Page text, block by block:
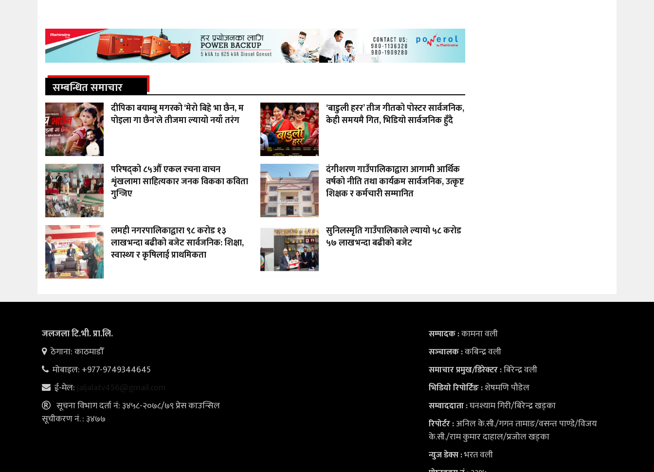
सम्बन्धित समाचार
दीपिका बयाम्बु मगरको ‘मेरो बिहे भा छैन, म
पोइला गा छैन’ले तीजमा ल्यायो नयाँ तरंग
‘बाडुली हरर’ तीज गीतको पोस्टर सार्वजनिक,
केही समयमै गित, भिडियो सार्वजनिक हुँदै
परिषद्को ८५औँ एकल रचना वाचन
शृंखलामा साहित्यकार जनक विकका कविता
गुन्जिए
दंगीशरण गाउँपालिकाद्वारा आगामी आर्थिक
वर्षको नीति तथा कार्यक्रम सार्वजनिक, उत्कृष्ट
शिक्षक र कर्मचारी सम्मानित
लमही नगरपालिकाद्वारा ९८ करोड १३
लाखभन्दा बढीको बजेट सार्वजनिक: शिक्षा,
स्वास्थ्य र कृषिलाई प्राथमिकता
सुनिलस्मृति गाउँपालिकाले ल्यायो ५८ करोड
५७ लाखभन्दा बढीको बजेट
जलजला टि.भी. प्रा.लि.
ठेगाना: काठमाडौँ
मोबाइल: +977-9749344645
ई-मेल: jaljalatv456@gmail.com
सूचना विभाग दर्ता नं: ३४५८-२०७८/७९ प्रेस काउन्सिल
सूचीकरण नं. : ३४७७
सम्पादक :कामना वली
सञ्‍चालक :कबिन्द्र वली
समाचार प्रमुख/डिरेक्टर :बिरेन्द्र वली
भिडियोरिपोर्टिङ :शेषमणि पौडेल
सम्वाददाता :घनश्याम गिरी/बिरेन्द्र खड्का
रिपोर्टर :अनिल के.सी./गगन तामाङ/वसन्त पाण्डे/विजय
के.सी./राम कुमार दाहाल/प्रजोल खड्का
न्युज डेक्स:भरत वली